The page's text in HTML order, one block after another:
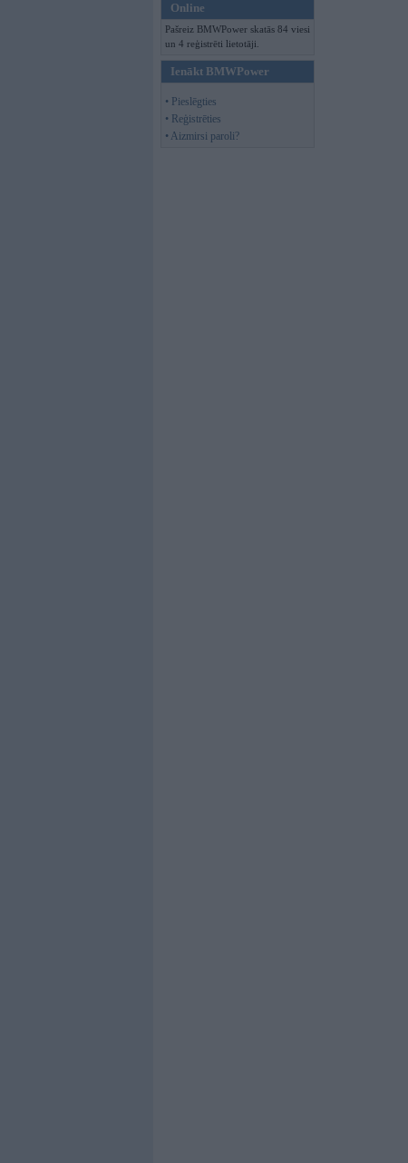
Online
Pašreiz BMWPower skatās 84 viesi
un 4 reģistrēti lietotāji.
Ienākt BMWPower
• Pieslēgties
• Reģistrēties
• Aizmirsi paroli?